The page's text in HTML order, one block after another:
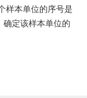
样本单位的序号是
确定该样本单位的